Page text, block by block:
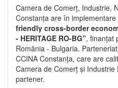
Camera de Comerț, Industrie,
Constanța are în implementare
friendly cross-border
- HERITAGE RO-BG”, finanțat
România - Bulgaria.
CCINA Constanța, care are
Camera de Comerț și
partener.